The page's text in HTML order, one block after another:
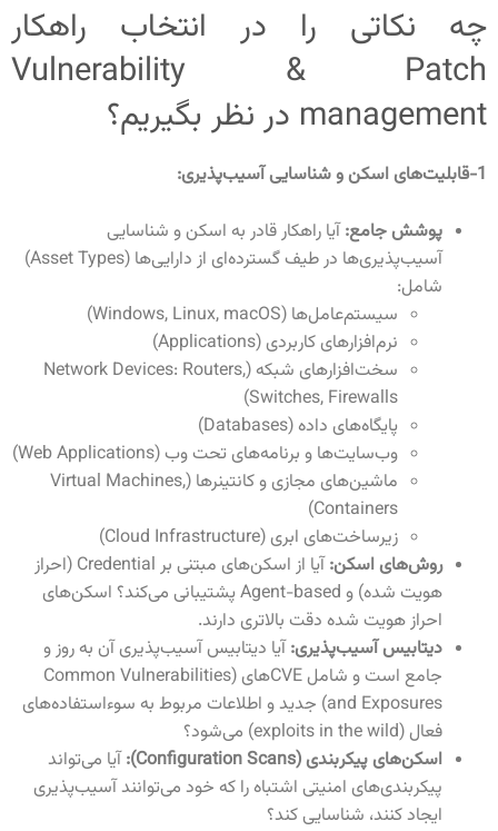
چه نکاتی را در انتخاب راهکار
Vulnerability & Patch
management در نظر بگیریم؟
1-قابلیت‌های اسکن و شناسایی آسیب‌پذیری :
پوشش جامع:آیا راهکار قادر به اسکن و شناسایی
آسیب‌پذیری‌ها در طیف گسترده‌ای از دارایی‌ها (Asset Types)
شامل:
سیستم‌عامل‌ها (Windows, Linux, macOS)
نرم‌افزارهای کاربردی(Applications)
سخت‌افزارهای شبکه (Network Devices: Routers,
Switches, Firewalls)
پایگاه‌های داده(Databases)
وب‌سایت‌ها و برنامه‌های تحت وب(Web Applications)
ماشین‌های مجازی و کانتینرها (Virtual Machines,
Containers)
زیرساخت‌های ابری(Cloud Infrastructure)
روش‌های اسکن:آیا از اسکن‌های مبتنی بر
(احراز
هویت شده) و
پشتیبانی می‌کند؟ اسکن‌های
احراز هویت شده دقت بالاتری دارند.
دیتابیس آسیب‌پذیری:آیا دیتابیس آسیب‌پذیری آن به روز و
جامع است و شامل
های (Common Vulnerabilities
and Exposures) جدید و اطلاعات مربوط به سوءاستفاده‌های
فعال(exploits in the wild)
می‌شود؟
اسکن‌های پیکربندی(Configuration Scans)
:آیا می‌تواند
پیکربندی‌های امنیتی اشتباه را که خود می‌توانند آسیب‌پذیری
ایجاد کنند، شناسایی کند؟